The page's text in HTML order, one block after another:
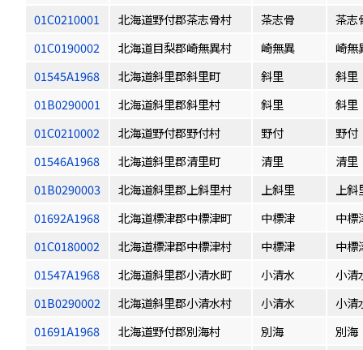
01C0210001
北海道野付郡茶志骨村 茶志骨
茶志
01C0190002
北海道目梨郡崎無異村 崎無異
崎無
01545A1968
北海道斜里郡斜里町 斜里
斜里
01B0290001
北海道斜里郡斜里村 斜里
斜里
01C0210002
北海道野付郡野付村 野付
野付
01546A1968
北海道斜里郡清里町 清里
清里
01B0290003
北海道斜里郡上斜里村 上斜里
上斜
01692A1968
北海道標津郡中標津町 中標津
中標
01C0180002
北海道標津郡中標津村 中標津
中標
01547A1968
北海道斜里郡小清水町 小清水
小清
01B0290002
北海道斜里郡小清水村 小清水
小清
01691A1968
北海道野付郡別海村 別海
別海